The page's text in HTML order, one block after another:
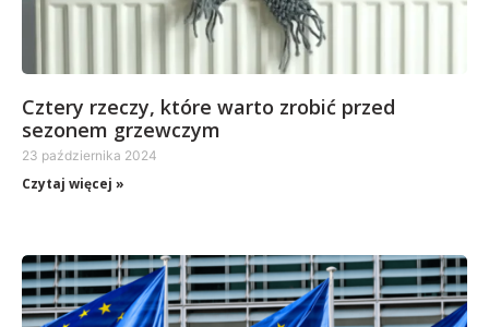
Cztery rzeczy, które warto zrobić przed
sezonem grzewczym
23 października 2024
Czytaj więcej »